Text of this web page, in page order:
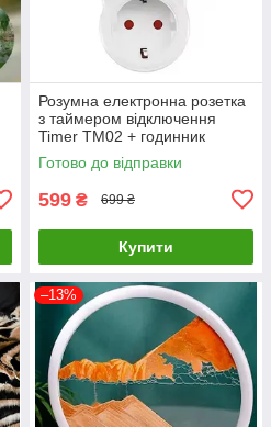
Розумна електронна розетка
з таймером відключення
Timer TM02 + годинник
Готово до відправки
599 ₴ 699 ₴
Купити
–13%